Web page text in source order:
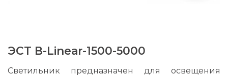
ЭСТ В-Linear-1500-5000
Светильник предназначен для освещения